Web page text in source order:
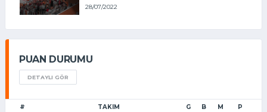
28/07/2022
PUAN DURUMU
DETAYLI GÖR
# TAKIM G B M P